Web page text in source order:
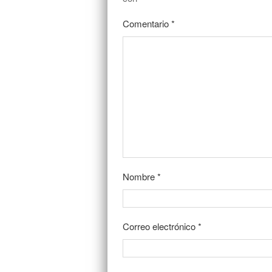
Comentario*
Nombre*
Correo electrónico*